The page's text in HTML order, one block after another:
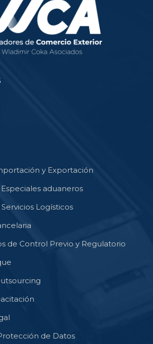
y Exportación
aduaneros
Logísticos
de Control Previo y Regulatorio
de Datos